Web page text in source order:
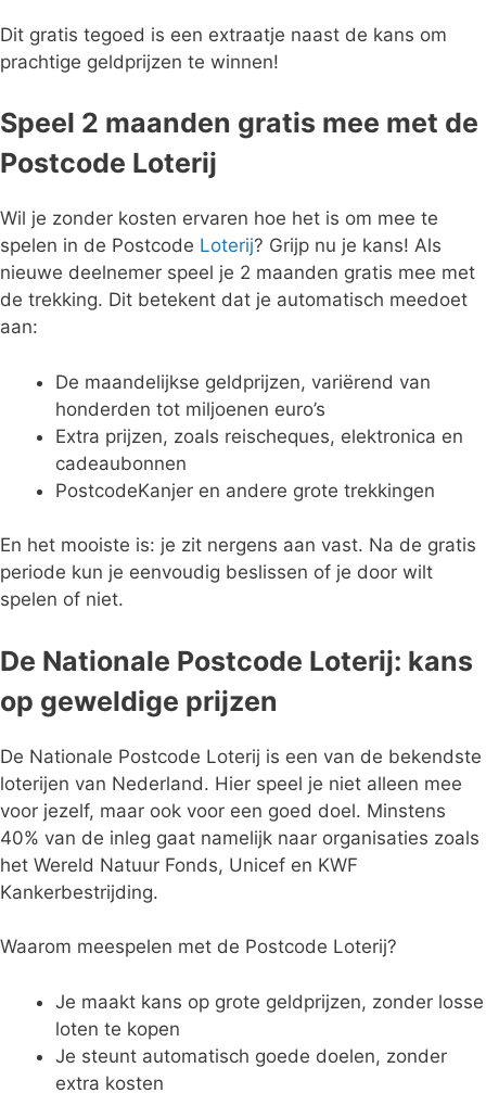
Dit gratis tegoed is een extraatje naast de kans om
prachtige geldprijzen te winnen!
Speel 2 maanden gratis mee met de
Postcode Loterij
Wil je zonder kosten ervaren hoe het is om mee te
spelen in de Postcode Loterij? Grijp nu je kans! Als
nieuwe deelnemer speel je 2 maanden gratis mee met
de trekking. Dit betekent dat je automatisch meedoet
aan:
De maandelijkse geldprijzen, variërend van
honderden tot miljoenen euro’s
Extra prijzen, zoals reischeques, elektronica en
cadeaubonnen
PostcodeKanjer en andere grote trekkingen
En het mooiste is: je zit nergens aan vast. Na de gratis
periode kun je eenvoudig beslissen of je door wilt
spelen of niet.
De Nationale Postcode Loterij: kans
op geweldige prijzen
De Nationale Postcode Loterij is een van de bekendste
loterijen van Nederland. Hier speel je niet alleen mee
voor jezelf, maar ook voor een goed doel. Minstens
40% van de inleg gaat namelijk naar organisaties zoals
het Wereld Natuur Fonds, Unicef en KWF
Kankerbestrijding.
Waarom meespelen met de Postcode Loterij?
Je maakt kans op grote geldprijzen, zonder losse
loten te kopen
Je steunt automatisch goede doelen, zonder
extra kosten